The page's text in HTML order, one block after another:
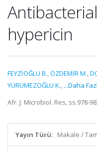
hypericin
FEYZİOĞLU B.,ÖZDEMİR M.,
YÜRÜMEZOĞLU K., ...Daha
Afr. J. Microbiol. Res, ss.978-
Yayın Türü: Makale /